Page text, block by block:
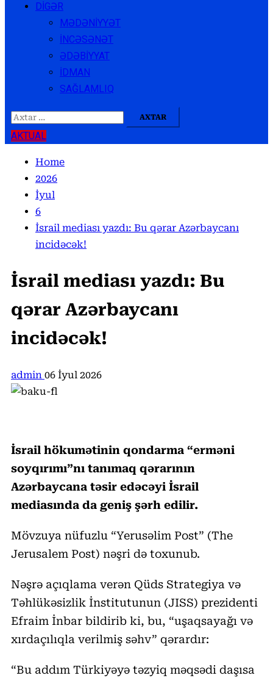
DİGƏR
MƏDƏNİYYƏT
İNCƏSƏNƏT
ƏDƏBİYYAT
İDMAN
SAĞLAMLIQ
Axtarış:
AKTUAL
Home
2026
İyul
6
İsrail mediası yazdı: Bu qərar Azərbaycanı
incidəcək!
İsrail mediası yazdı: Bu
qərar Azərbaycanı
incidəcək!
admin 06 İyul 2026
İsrail hökumətinin qondarma “erməni
soyqırımı”nı tanımaq qərarının
Azərbaycana təsir edəcəyi İsrail
mediasında da geniş şərh edilir.
Mövzuya nüfuzlu “Yerusəlim Post” (The
Jerusalem Post) nəşri də toxunub.
Nəşrə açıqlama verən Qüds Strategiya və
Təhlükəsizlik İnstitutunun (JISS) prezidenti
Efraim İnbar bildirib ki, bu, “uşaqsayağı və
xırdaçılıqla verilmiş səhv” qərardır:
“Bu addım Türkiyəyə təzyiq məqsədi daşısa